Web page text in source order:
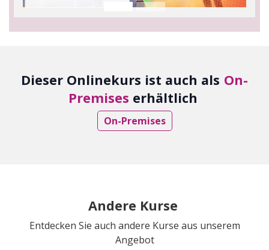
Dieser Onlinekurs ist auch als On-
Premises erhältlich
On-Premises
Andere Kurse
Entdecken Sie auch andere Kurse aus unserem
Angebot